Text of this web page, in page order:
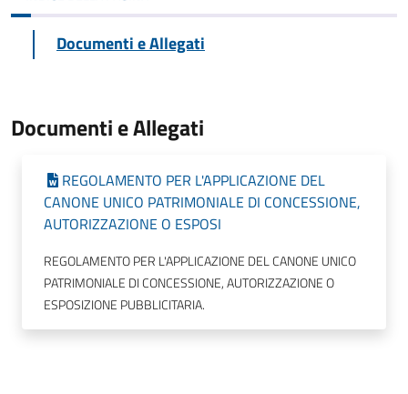
Documenti e Allegati
Documenti e Allegati
REGOLAMENTO PER L'APPLICAZIONE DEL
CANONE UNICO PATRIMONIALE DI CONCESSIONE,
AUTORIZZAZIONE O ESPOSI
REGOLAMENTO PER L'APPLICAZIONE DEL CANONE UNICO
PATRIMONIALE DI CONCESSIONE, AUTORIZZAZIONE O
ESPOSIZIONE PUBBLICITARIA.